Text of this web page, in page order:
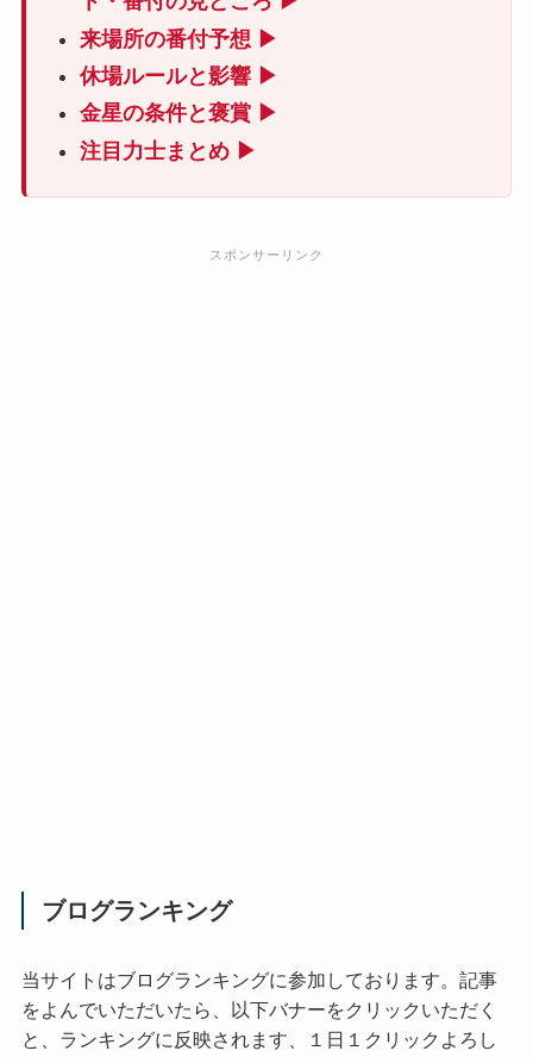
来場所の番付予想 ▶
休場ルールと影響 ▶
金星の条件と褒賞 ▶
注目力士まとめ ▶
スポンサーリンク
ブログランキング
当サイトはブログランキングに参加しております。記事
をよんでいただいたら、以下バナーをクリックいただく
と、ランキングに反映されます、１日１クリックよろし